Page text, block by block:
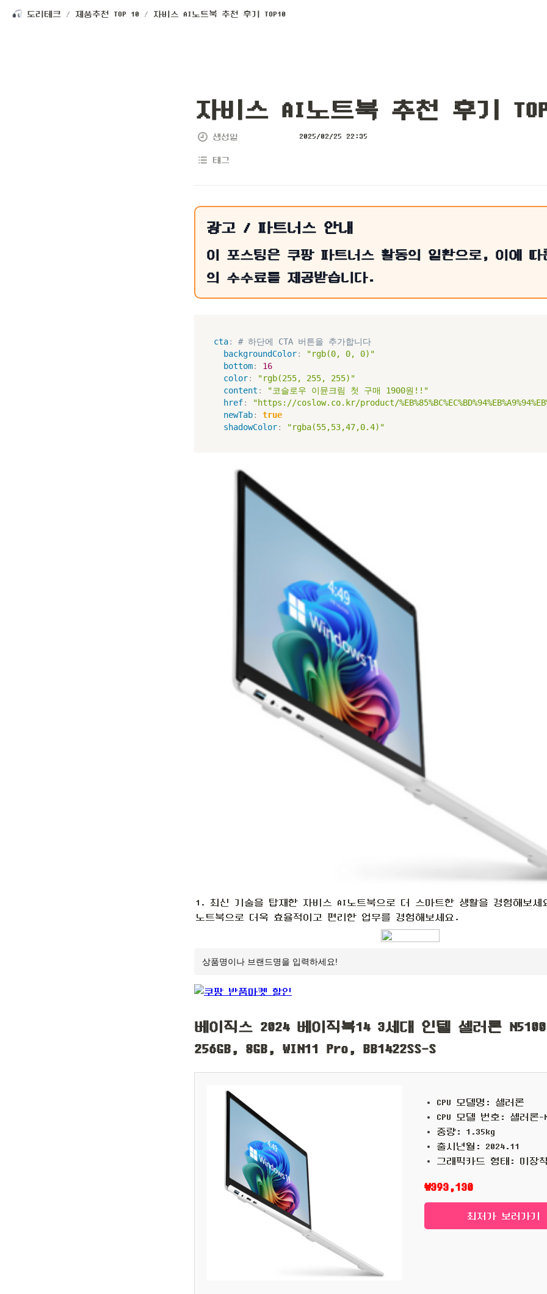
도리테크 / 제품추천 TOP 10 / 자비스 AI노트북 추천 후기 TOP10
자비스 AI노트북 추천 후기
생성일 2025/02/25 22:35
태그
광고 / 파트너스 안내
이 포스팅은 쿠팡 파트너스 활동의 일환으로, 이에 따
의 수수료를 제공받습니다.
cta:
# 하단에 CTA 버튼을 추가합니다
backgroundColor:
"rgb(0, 0, 0)"
bottom:
16
color:
"rgb(255, 255, 255)"
content :
"코슬로우 이뮨크림 첫 구매 1900원!!"
href:
"https://coslow.co.kr/product/
newTab:
true
shadowColor: "rgba(55,53,47,0.4)"
1. 최신 기술을 탑재한 자비스 AI노트북으로 더 스마트한 생활을 경험해보
노트북으로 더욱 효율적이고 편리한 업무를 경험해보세요.
베이직스 2024 베이직북14 3세대 인텔 셀러론
256GB, 8GB, WIN11 Pro, BB1422SS-S
CPU 모델명: 셀러론
CPU 모델 번호: 셀러론-
중량: 1.35kg
출시년월: 2024.11
그래픽카드 형태: 미장
₩393,130
최저가 보러가기